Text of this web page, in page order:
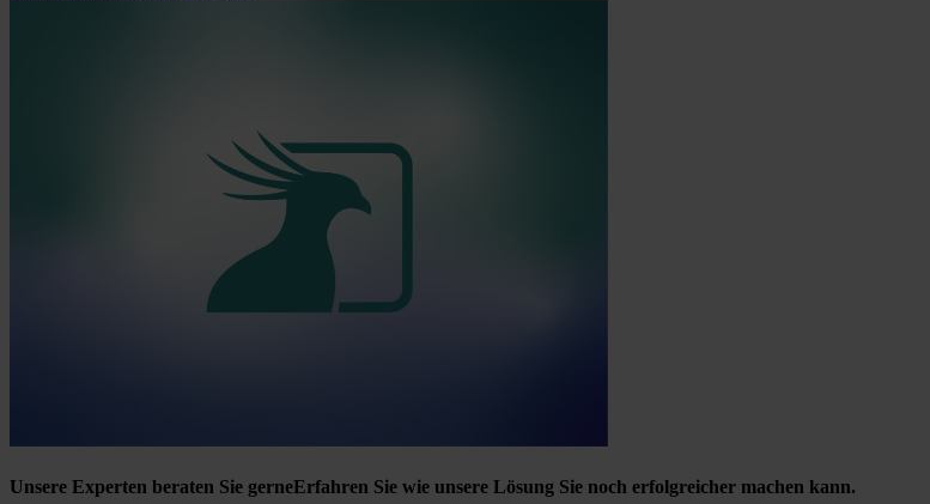
Unsere Experten beraten Sie gerneErfahren Sie wie unsere Lösung Sie noch erfolgreicher machen kann.